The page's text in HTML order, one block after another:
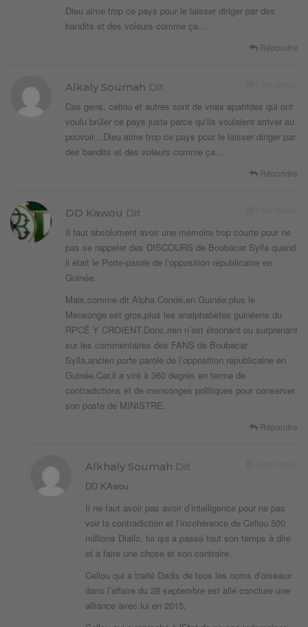
Dieu aime trop ce pays pour le laisser diriger par des
bandits et des voleurs comme ça…
Répondre
Alkaly Soumah Dit
Ces gens, cellou et autres sont de vrais apatrides qui ont
voulu brûler ce pays juste parce qu’ils voulaient arriver au
pouvoir…Dieu aime trop ce pays pour le laisser diriger par
des bandits et des voleurs comme ça…
Répondre
DD Kawou Dit
Il faut absolument avoir une mémoire trop courte pour ne
pas se rappeler des DISCOURS de Boubacar Sylla quand
il était le Porte-parole de l’opposition républicaine en
Guinée.
Mais,comme dit Alpha Condé,en Guinée:plus le
Mensonge est gros,plus les analphabètes guinéens du
RPCÉ Y CROIENT.Donc,rien n’est étonnant ou surprenant
sur les commentaires des FANS de Boubacar
Sylla,ancien porte parole de l’opposition républicaine en
Guinée.Car,il a viré à 360 degrés en terme de
contradictions et de mensonges politiques pour conserver
son poste de MINISTRE.
Répondre
Alkhaly Soumah Dit
DD KAwou
Il ne faut avoir pas avoir d’intelligence pour ne pas
voir la contradiction et l’incohérence de Cellou 500
millions Diallo, lui qui a passé tout son temps à dire
et à faire une chose et son contraire.
Cellou qui a traité Dadis de tous les noms d’oiseaux
dans l’affaire du 28 septembre est allé conclure une
alliance avec lui en 2015.